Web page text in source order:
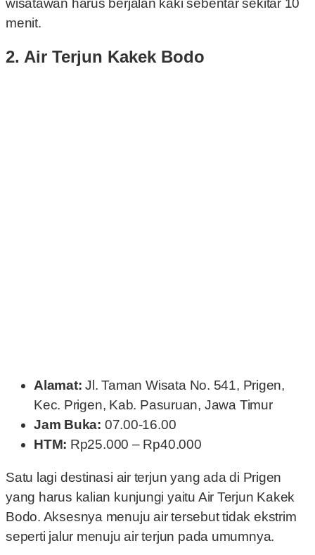
wisatawan harus berjalan kaki sebentar sekitar 10
menit.
2. Air Terjun Kakek Bodo
Alamat: Jl. Taman Wisata No. 541, Prigen,
Kec. Prigen, Kab. Pasuruan, Jawa Timur
Jam Buka: 07.00-16.00
HTM: Rp25.000 – Rp40.000
Satu lagi destinasi air terjun yang ada di Prigen
yang harus kalian kunjungi yaitu Air Terjun Kakek
Bodo. Aksesnya menuju air tersebut tidak ekstrim
seperti jalur menuju air terjun pada umumnya.